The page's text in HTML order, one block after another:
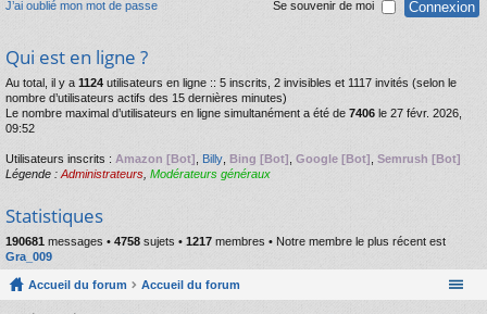
J’ai oublié mon mot de passe Se souvenir de moi
Qui est en ligne ?
Au total, il y a 1124 utilisateurs en ligne :: 5 inscrits, 2 invisibles et 1117 invités (selon le
nombre d’utilisateurs actifs des 15 dernières minutes)
Le nombre maximal d’utilisateurs en ligne simultanément a été de 7406 le 27 févr. 2026,
09:52
Utilisateurs inscrits : Amazon [Bot] Billy Bing [Bot] Google [Bot] Semrush [Bot]
Légende : Administrateurs Modérateurs généraux
Statistiques
190681 messages • 4758 sujets • 1217 membres • Notre membre le plus récent est
Gra_009
Accueil du forum Accueil du forum